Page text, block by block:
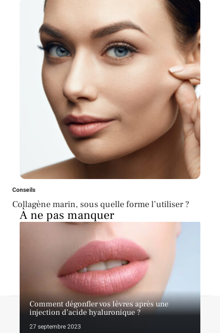
Conseils
Collagène marin, sous quelle forme l’utiliser ?
À ne pas manquer
Comment dégonfler vos lèvres après une
injection d’acide hyaluronique ?
27 septembre 2023
A propos Contact Proposer un article
Mentions légales
Sitemap
Plan du site